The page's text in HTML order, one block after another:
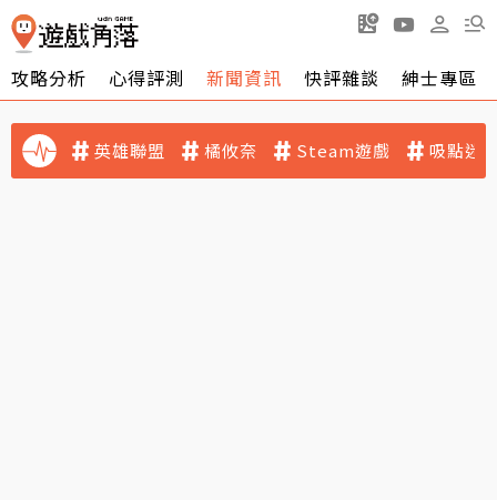
攻略分析 心得評測 新聞資訊 快評雜談 紳士專區
英雄聯盟 橘攸奈 Steam遊戲 吸點迷